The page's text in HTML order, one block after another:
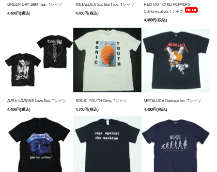
GREEN DAY 1994 Tour, Tシャツ
4,480円(税込)
METALLICA Sad But True, Tシャツ
4,480円(税込)
RED HOT CHILI PEPPERS
Californication, Tシャツ
4,480円(税込)
AVRIL LAVIGNE Love Sux, Tシャツ
4,480円(税込)
SONIC YOUTH Dirty, Tシャツ
4,780円(税込)
METALLICA Damage Inc, Tシャツ
4,480円(税込)